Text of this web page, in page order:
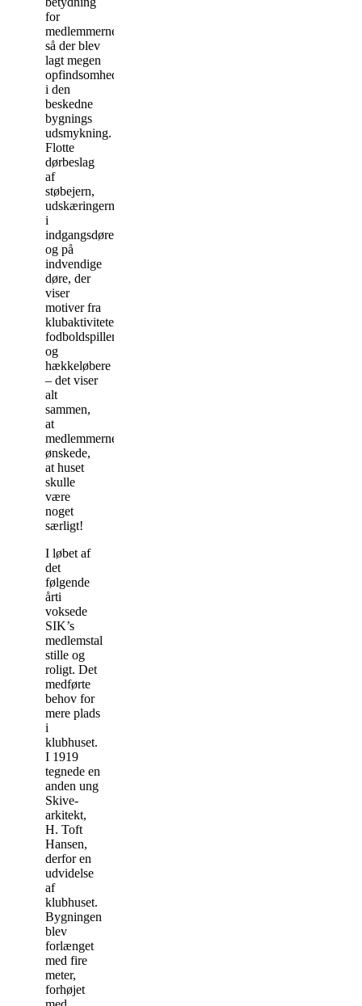
for
medlemmerne,
så der blev
lagt megen
opfindsomhed
i den
beskedne
bygnings
udsmykning.
Flotte
dørbeslag
af
støbejern,
udskæringerne
i
indgangsdøren
og på
indvendige
døre, der
viser
motiver fra
klubaktiviteterne:
fodboldspillere
og
hækkeløbere
– det viser
alt
sammen,
at
medlemmerne
ønskede,
at huset
skulle
være
noget
særligt!
I løbet af
det
følgende
årti
voksede
SIK’s
medlemstal
stille og
roligt. Det
medførte
behov for
mere plads
i
klubhuset.
I 1919
tegnede en
anden ung
Skive-
arkitekt,
H. Toft
Hansen,
derfor en
udvidelse
af
klubhuset.
Bygningen
blev
forlænget
med fire
meter,
forhøjet